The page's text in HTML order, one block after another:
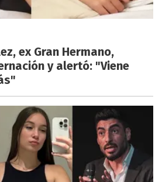
ex Gran Hermano,
y alertó: "Viene